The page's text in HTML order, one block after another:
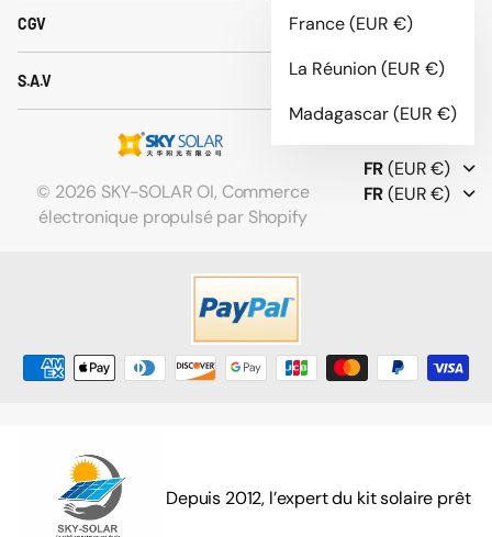
CGV
S.A.V
© 2026 SKY-SOLAR OI, Commerce
électronique propulsé par Shopify
FR(EUR €)
FR(EUR €)
France(EUR €)
La Réunion(EUR €)
Madagascar(EUR €)
Depuis 2012, l’expert du kit solaire prêt